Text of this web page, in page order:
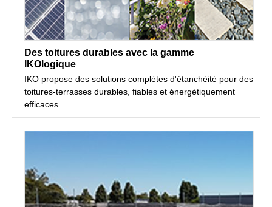
Des toitures durables avec la gamme
IKOlogique
IKO propose des solutions complètes d'étanchéité pour des
toitures-terrasses durables, fiables et énergétiquement
efficaces.